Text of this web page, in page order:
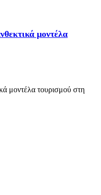
μοντέλα
μοντέλα τουρισμού στη